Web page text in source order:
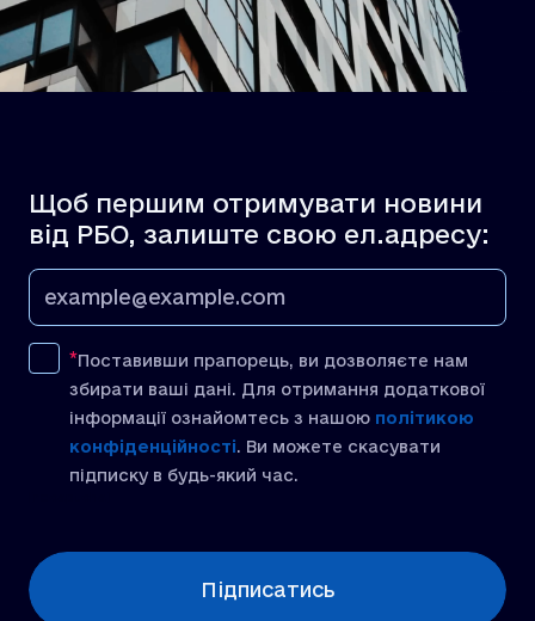
Щоб першим отримувати новини
від РБО, залиште свою ел.адресу:
Поставивши прапорець, ви дозволяєте нам
збирати ваші дані. Для отримання додаткової
інформації ознайомтесь з нашою політикою
конфіденційності. Ви можете скасувати
підписку в будь-який час.
Підписатись